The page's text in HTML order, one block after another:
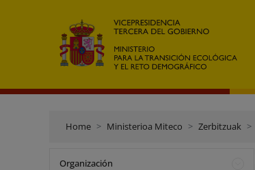
Home Ministerioa Miteco Zerbitzuak
Organización